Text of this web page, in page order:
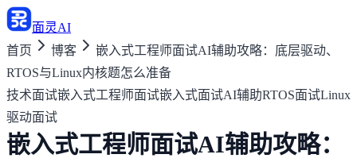
面灵AI
首页
博客
嵌入式工程师面试AI辅助攻略：底层驱动、
RTOS与Linux内核题怎么准备
技术面试嵌入式工程师面试嵌入式面试AI辅助RTOS面试Linux
驱动面试
嵌入式工程师面试AI辅助攻略：